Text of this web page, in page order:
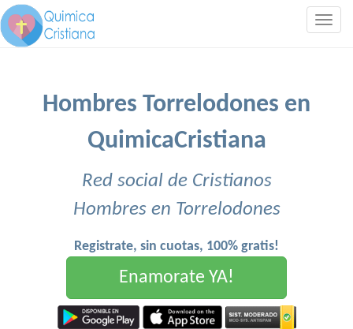
Hombres Torrelodones en
QuimicaCristiana
Red social de Cristianos
Hombres en Torrelodones
Registrate, sin cuotas, 100% gratis!
Enamorate YA!